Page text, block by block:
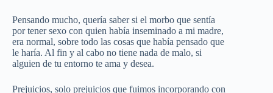
Pensando mucho, quería saber si el morbo que sentía
por tener sexo con quien había inseminado a mi madre,
era normal, sobre todo las cosas que había pensado que
le haría. Al fin y al cabo no tiene nada de malo, si
alguien de tu entorno te ama y desea.
Prejuicios, solo prejuicios que fuimos incorporando con